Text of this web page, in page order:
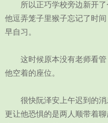
所以正巧学校旁边新开了
他逗弄笼子里猴子忘记了时
早自习。
这时候原本没有老师看管
他空着的座位。
很快阮泽安上午迟到的消
更让他恐惧的是两人顺带着